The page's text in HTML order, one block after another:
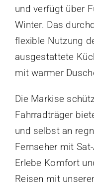
und verfügt über
Winter. Das
flexible Nutzung
ausgestattete
mit warmer
Die Markise
Fahrradträger
und selbst an
Fernseher mit
Erlebe Komfort
Reisen mit